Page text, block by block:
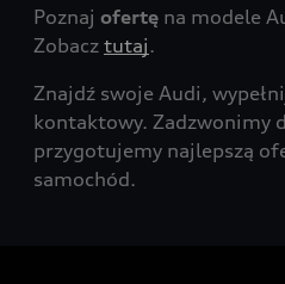
Poznaj ofertę na modele
Zobacz tutaj.
Znajdź swoje Audi,
kontaktowy. Zadzwonimy
przygotujemy najlepszą
samochód.